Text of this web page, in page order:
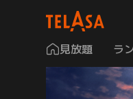
見放題 ラ